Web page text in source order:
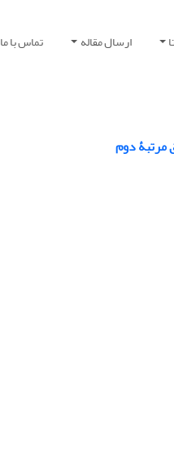
ارسال مقاله تماس با ما
دوم